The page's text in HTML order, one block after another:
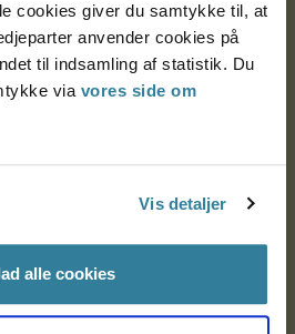
cookies giver du samtykke til, at
anvender cookies på
til indsamling af statistik. Du
via vores side om
Vis detaljer
alle cookies